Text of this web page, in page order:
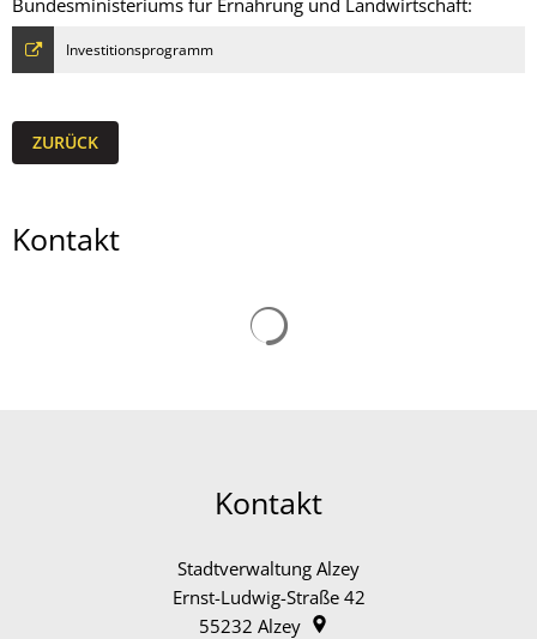
Bundesministeriums für Ernährung und Landwirtschaft:
Investitionsprogramm
ZURÜCK
Kontakt
Kontakt
Stadtverwaltung Alzey
Ernst-Ludwig-Straße 42
55232 Alzey